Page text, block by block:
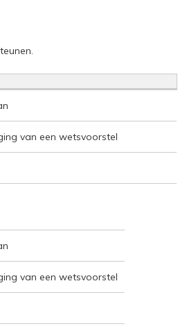
van een wetsvoorstel
van een wetsvoorstel